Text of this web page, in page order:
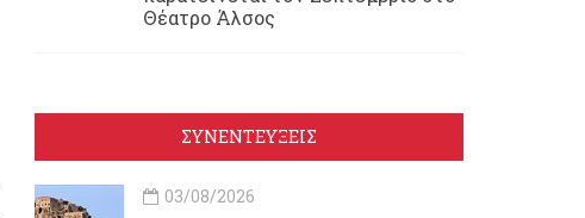
Θέατρο Άλσος
ΣΥΝΕΝΤΕΥΞΕΙΣ
03/08/2026